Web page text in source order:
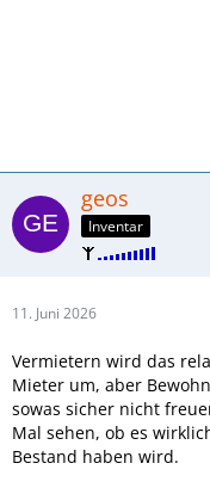
geos
Inventar
11. Juni 2026
Vermietern wird das
Mieter um, aber
sowas sicher nicht
Mal sehen, ob es
Bestand haben wird.